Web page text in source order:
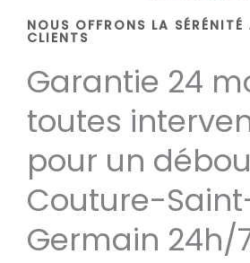
NOUS OFFRONS LA SÉRÉNITÉ
CLIENTS
Garantie 24
toutes
pour un
Couture-
Germain 24h/